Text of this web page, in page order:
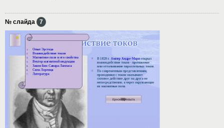
№ слайда 7